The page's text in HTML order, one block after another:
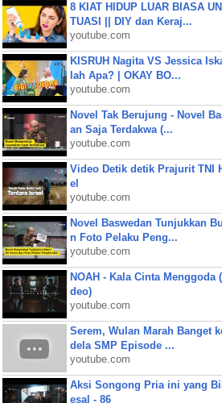
8 KIAT HIDUP LUAR BIASA
TUASI || DIY dan Keraj...
youtube.com
KISRUH Nagita VS Jessica
lah Apa? | OKAY BO...
youtube.com
Novel Tak Berujung - Novel
an Saja Terdakwa (...
youtube.com
Video Detik detik Prajurit TNI
el
youtube.com
Novel Baswedan Tunjukkan
n Foto Pelaku Peng...
youtube.com
NOAH - Kala Cinta
deo)
youtube.com
Serem, Wulan Marah Banget
dela SMP Episode ...
youtube.com
Aksi Songong Pria ini yang
esal - 86